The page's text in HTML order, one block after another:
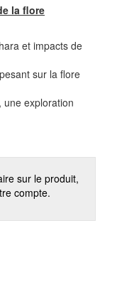
la flore
et impacts de
sur la ﬂore
une exploration
sur le produit,
compte.